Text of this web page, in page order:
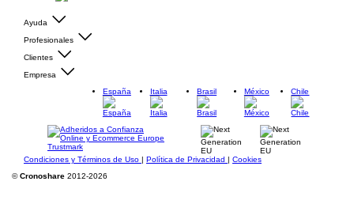
Ayuda
Profesionales
Clientes
Empresa
España
Italia Brasil México Chile
Condiciones y Términos de Uso | Política de Privacidad | Cookies
©Cronoshare 2012-2026